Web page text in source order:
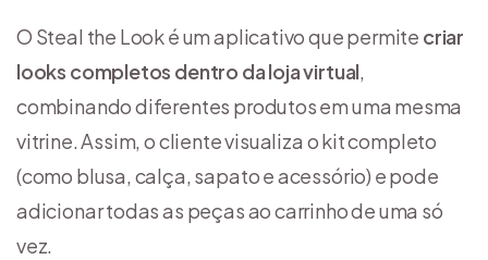
O Steal the Look é um aplicativo que permite criar
looks completos dentro da loja virtual,
combinando diferentes produtos em uma mesma
vitrine. Assim, o cliente visualiza o kit completo
(como blusa, calça, sapato e acessório) e pode
adicionar todas as peças ao carrinho de uma só
vez.